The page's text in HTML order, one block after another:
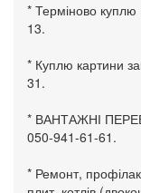
* Терміново
13.
* Куплю картини
31.
* ВАНТАЖНІ
050-941-61-61.
* Ремонт,